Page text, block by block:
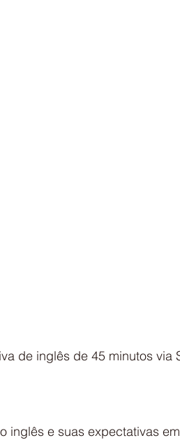
de inglês de 45 minutos via
inglês e suas expectativas